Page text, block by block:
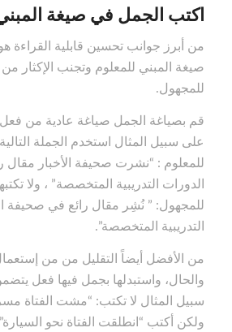
اكتب الجمل في صيغة
من أبرز جوانب تحسين قابلية القراءة
صيغة المبني للمعلوم وتجنب الإكثار
للمجهول.
قم بصياغة الجمل صياغة عادية من
على سبيل المثال استخدم الجملة
للمعلوم : “نشرت صحيفة الأخبار
الدورات التدريبية المتخصصة” ، ولا
للمجهول: ” نُشِر مقال رائع في صحيفة
التدريبية المتخصصة”.
من الأفضل أيضاً التقليل من من
والحال، واستبدلها بجمل فيها فعل
سبيل المثال لا تكتب: “مشت الفتاة
ولكن أكتب “انطلقت الفتاة نحو